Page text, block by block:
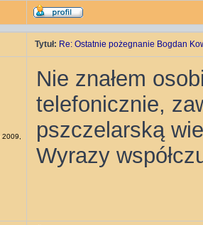
Tytuł: Re: Ostatnie pożegnanie Bogdan
Nie znałem
telefonicznie,
pszczelarską
Wyrazy